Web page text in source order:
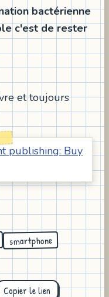
bactérienne
c'est de rester
et toujours
smartphone
Copier le lien